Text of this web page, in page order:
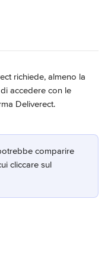
richiede, almeno la
accedere con le
Deliverect.
comparire
cliccare sul